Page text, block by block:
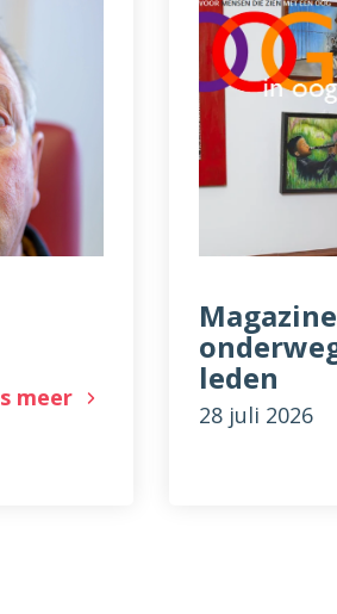
meer
leden
28 juli 2026